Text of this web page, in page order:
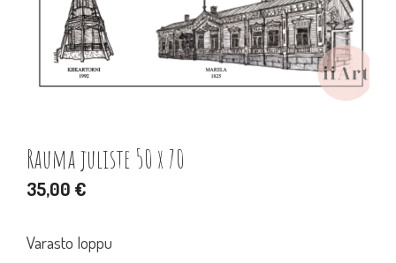
Rauma juliste 50 x 70
35,00 €
Varasto loppu